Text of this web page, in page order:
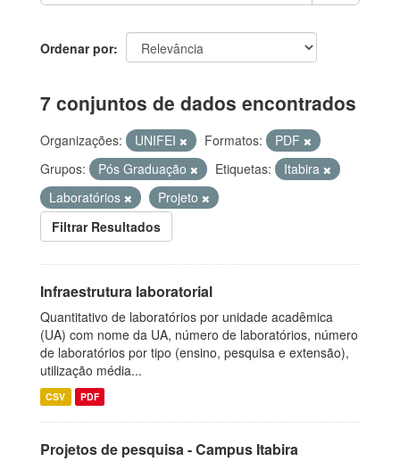
Ordenar por
7 conjuntos de dados encontrados
Organizações: UNIFEI Formatos:
PDF
Grupos:
Pós Graduação Etiquetas:
Itabira
Laboratórios
Projeto
Filtrar Resultados
Infraestrutura laboratorial
Quantitativo de laboratórios por unidade acadêmica
(UA) com nome da UA, número de laboratórios, número
de laboratórios por tipo (ensino, pesquisa e extensão),
utilização média...
CSV PDF
Projetos de pesquisa - Campus Itabira